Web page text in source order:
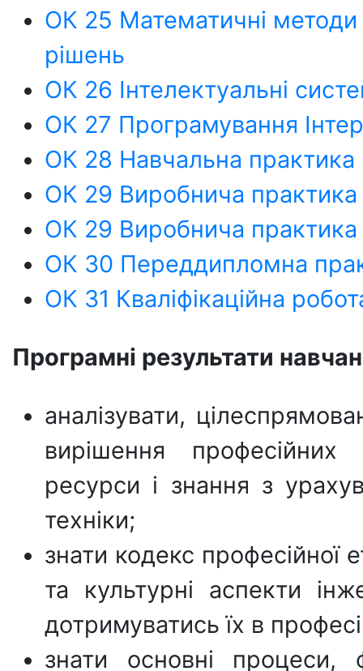
ОК 25 Математичні методи
рішень
ОК 26 Інтелектуальні
ОК 27 Програмування
ОК 28 Навчальна практика
ОК 29 Виробнича практика
ОК 29 Виробнича практика
ОК 30 Переддипломна
ОК 31 Кваліфікаційна
Програмні результати
аналізувати,
вирішення професійних
ресурси і знання з
техніки;
знати кодекс професійної
та культурні аспекти
дотримуватись їх в
знати основні процеси,